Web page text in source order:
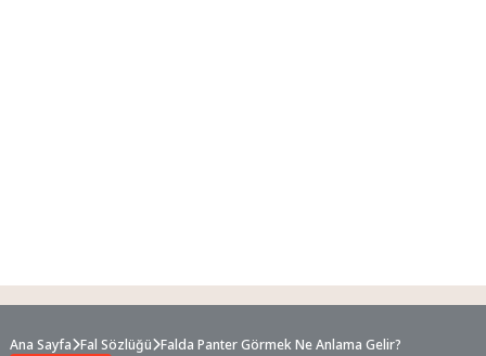
Ana Sayfa Fal Sözlüğü Falda Panter Görmek Ne Anlama Gelir?